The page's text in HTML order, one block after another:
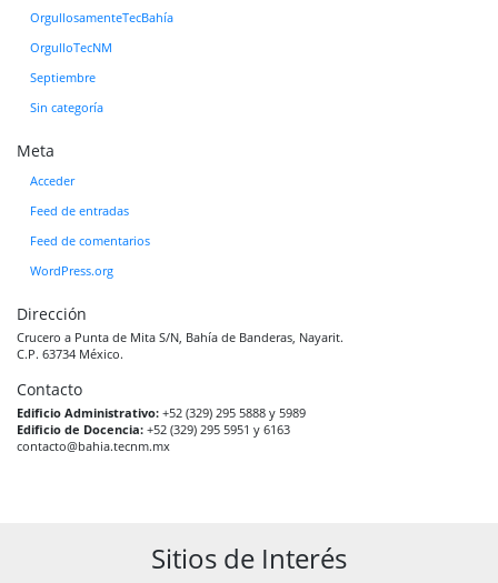
OrgullosamenteTecBahía
OrgulloTecNM
Septiembre
Sin categoría
Meta
Acceder
Feed de entradas
Feed de comentarios
WordPress.org
Dirección
Crucero a Punta de Mita S/N, Bahía de Banderas, Nayarit.
C.P. 63734 México.
Contacto
Edificio Administrativo: +52 (329) 295 5888 y 5989
Edificio de Docencia: +52 (329) 295 5951 y 6163
contacto@bahia.tecnm.mx
Sitios de Interés